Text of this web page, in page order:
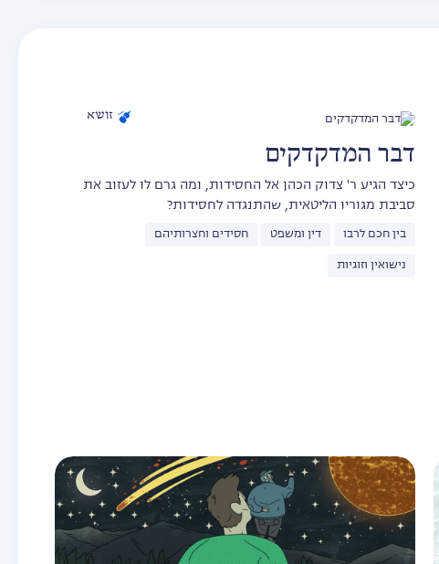
זושא
דבר המדקדקים
כיצד הגיע ר' צדוק הכהן אל החסידות, ומה גרם לו לעזוב את
סביבת מגוריו הליטאית, שהתנגדה לחסידות?
בין חכם לרבו דין ומשפט חסידים וחצרותיהם
נישואין וזוגיות